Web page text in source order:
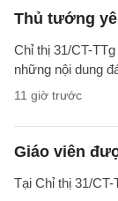
Thủ tướng
Chỉ thị 31/CT-
những nội dung
11 giờ trước
Giáo viên
Tại Chỉ thị 31/